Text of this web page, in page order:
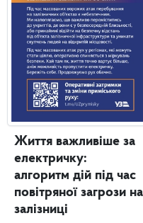
Життя важливіше за
електричку:
алгоритм дій під час
повітряної загрози на
залізниці